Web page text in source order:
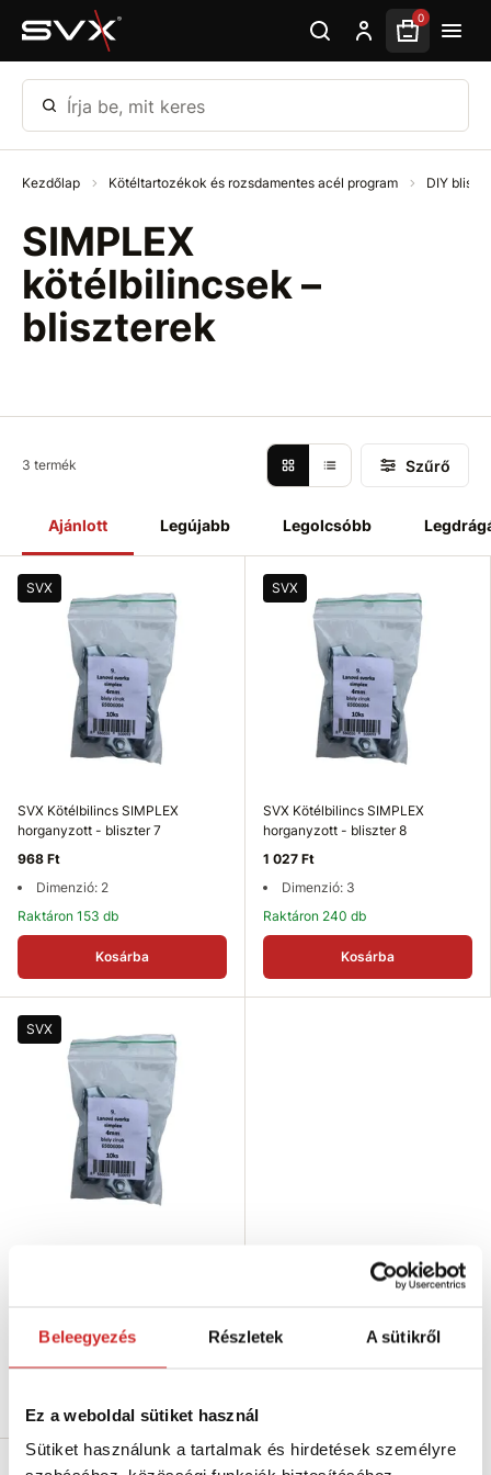
Beleegyezés Részletek A sütikről
Ez a weboldal sütiket használ
Sütiket használunk a tartalmak és hirdetések személyre
Ugrás az oldal fő részéhez 0
Írja be, mit keres
Kezdőlap Kötéltartozékok és rozsdamentes acél program DIY
SIMPLEX
kötélbilincsek –
bliszterek
Ajánlott Legújabb Legolcsóbb
3 termék Szűrő
SVX
SVX Kötélbilincs SIMPLEX
horganyzott - bliszter 7
968 Ft
Dimenzió: 2
Raktáron 153 db
Kosárba
SVX
SVX Kötélbilincs SIMPLEX
horganyzott - bliszter 8
1 027 Ft
Dimenzió: 3
Raktáron 240 db
Kosárba
SVX
Dimenzió: 4